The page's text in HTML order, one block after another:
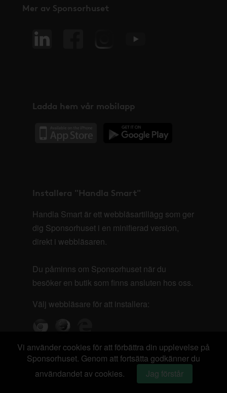
Mer av Sponsorhuset
Ladda hem vår mobilapp
Installera "Handla Smart"
Handla Smart är ett webbläsartillägg som ger
dig Sponsorhuset i en minifierad version,
direkt i webbläsaren.
Du påminns om Sponsorhuset när du
besöker en butik som finns ansluten hos oss.
Välj webbläsare för att installera:
Vi använder cookies för att förbättra din upplevelse på
Sponsorhuset. Genom att fortsätta godkänner du
användandet av cookies.
Jag förstår